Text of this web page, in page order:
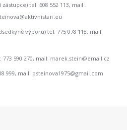
tel: 608 552 113, mail:
výboru) tel: 775 078 118, mail:
590 270, mail: marek.stein@email.cz
999, mail: psteinova1975@gmail.com